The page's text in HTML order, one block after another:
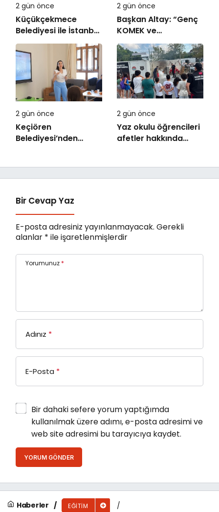
2 gün önce
Küçükçekmece
Belediyesi ile İstanbul
Kültür Üniversitesi
Arasında Sinema
Alanında İş Birliği
2 gün önce
Başkan Altay: “Genç
KOMEK ve
Bilgehanelerde 30 Bin
Öğrencimiz Yaz
Aylarını Bizimle
Birlikte Geçiriyor”
2 gün önce
Keçiören
Belediyesi’nden
2 gün önce
Yaz okulu öğrencileri
afetler hakkında
Bir Cevap Yaz
E-posta adresiniz yayınlanmayacak. Gerekli
alanlar * ile işaretlenmişlerdir
Yorumunuz *
Adınız *
E-Posta *
Bir dahaki sefere yorum yaptığımda
kullanılmak üzere adımı, e-posta adresimi ve
web site adresimi bu tarayıcıya kaydet.
YORUM GÖNDER
Haberler EĞITIM